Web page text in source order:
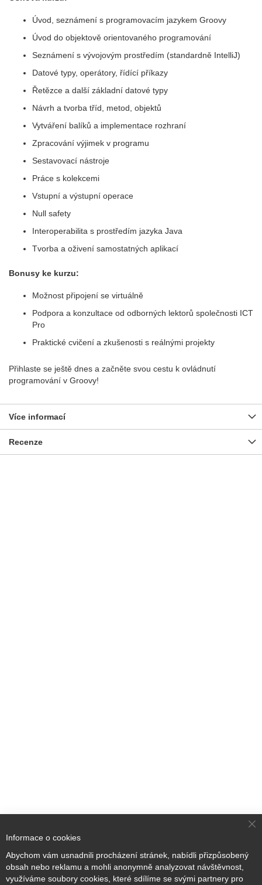
Úvod, seznámení s programovacím jazykem Groovy
Úvod do objektově orientovaného programování
Seznámení s vývojovým prostředím (standardně IntelliJ)
Datové typy, operátory, řídící příkazy
Řetězce a další základní datové typy
Návrh a tvorba tříd, metod, objektů
Vytváření balíků a implementace rozhraní
Zpracování výjimek v programu
Sestavovací nástroje
Práce s kolekcemi
Vstupní a výstupní operace
Null safety
Interoperabilita s prostředím jazyka Java
Tvorba a oživení samostatných aplikací
Bonusy ke kurzu:
Možnost připojení se virtuálně
Podpora a konzultace od odborných lektorů společnosti ICT
Pro
Praktické cvičení a zkušenosti s reálnými projekty
Přihlaste se ještě dnes a začněte svou cestu k ovládnutí
programování v Groovy!
Více informací
Recenze
Informace o cookies
Abychom vám usnadnili procházení stránek, nabídli přizpůsobený
obsah nebo reklamu a mohli anonymně analyzovat návštěvnost,
využíváme soubory cookies, které sdílíme se svými partnery pro